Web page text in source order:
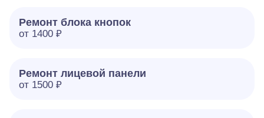
Ремонт блока кнопок
от 1400 ₽
Ремонт лицевой панели
от 1500 ₽